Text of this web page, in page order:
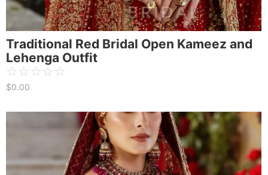
Traditional Red Bridal Open Kameez and
Lehenga Outfit
☆☆☆☆☆
$0.00